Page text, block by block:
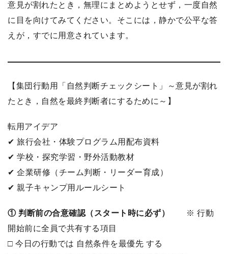
意見が割れたとき，無理にまとめようとせず，一度自然
に目を向けてみてください。そこには，静かで公平な答
えが，すでに用意されています。
【集団行動用「自然判断チェックシート」～意見が割れ
たとき，自然を最終判断者にするために～】
転用アイデア
✔︎ 旅行会社・体験プログラム用配布資料
✔︎ 学校・探究学習・野外活動教材
✔︎ 企業研修（チーム判断・リーダー育成）
✔︎ 親子キャンプ用ルールシート
① 判断前の合意確認（スタート時に必ず）
※ 行動
開始前に全員で共有する項目
□ 今日の行動では 自然条件を最優先 する